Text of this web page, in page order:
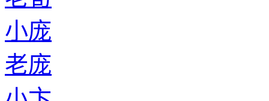
小庞
老庞